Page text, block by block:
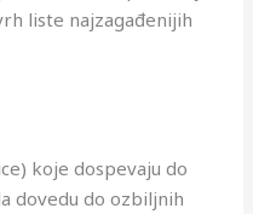
liste najzagađenijih
koje dospevaju do
dovedu do ozbiljnih